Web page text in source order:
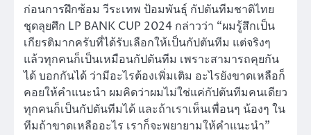
ก่อนการฝึกซ้อม วีระเทพ ป้อมพันธุ์ กัปตันทีมชาติไทย
ชุดลุยศึก LP BANK CUP 2024 กล่าวว่า “ผมรู้สึกเป็น
เกียรติมากครับที่ได้รับเลือกให้เป็นกัปตันทีม แต่จริงๆ
แล้วทุกคนก็เป็นเหมือนกัปตันทีม เพราะสามารถคุยกัน
ได้ บอกกันได้ ว่ามีอะไรต้องเพิ่มเติม อะไรยังขาดเหลือก็
คอยให้คำแนะนำ ผมคิดว่าผมไม่ใช่แค่กัปตันทีมคนเดียว
ทุกคนก็เป็นกัปตันทีมได้ และถ้าเราเห็นเพื่อนๆ น้องๆ ใน
ทีมถ้าขาดเหลืออะไร เราก็จะพยายามให้คำแนะนำ”